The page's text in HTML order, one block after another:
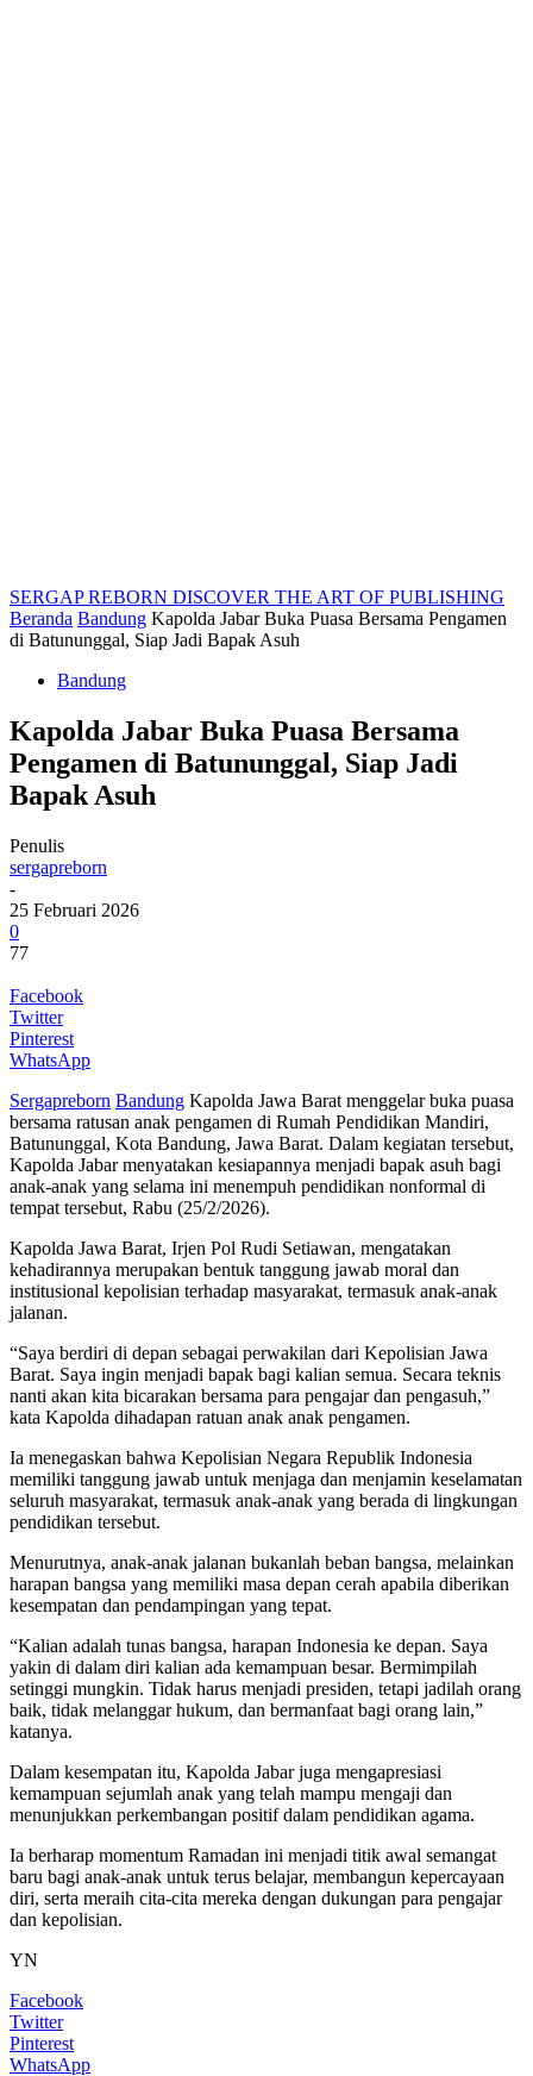
SERGAP REBORN DISCOVER THE ART OF PUBLISHING
Beranda Bandung Kapolda Jabar Buka Puasa Bersama Pengamen
di Batununggal, Siap Jadi Bapak Asuh
Bandung
Kapolda Jabar Buka Puasa Bersama
Pengamen di Batununggal, Siap Jadi
Bapak Asuh
Penulis
sergapreborn
-
25 Februari 2026
0
77
Facebook
Twitter
Pinterest
WhatsApp
Sergapreborn Bandung Kapolda Jawa Barat menggelar buka puasa
bersama ratusan anak pengamen di Rumah Pendidikan Mandiri,
Batununggal, Kota Bandung, Jawa Barat. Dalam kegiatan tersebut,
Kapolda Jabar menyatakan kesiapannya menjadi bapak asuh bagi
anak-anak yang selama ini menempuh pendidikan nonformal di
tempat tersebut, Rabu (25/2/2026).
Kapolda Jawa Barat, Irjen Pol Rudi Setiawan, mengatakan
kehadirannya merupakan bentuk tanggung jawab moral dan
institusional kepolisian terhadap masyarakat, termasuk anak-anak
jalanan.
“Saya berdiri di depan sebagai perwakilan dari Kepolisian Jawa
Barat. Saya ingin menjadi bapak bagi kalian semua. Secara teknis
nanti akan kita bicarakan bersama para pengajar dan pengasuh,”
kata Kapolda dihadapan ratuan anak anak pengamen.
Ia menegaskan bahwa Kepolisian Negara Republik Indonesia
memiliki tanggung jawab untuk menjaga dan menjamin keselamatan
seluruh masyarakat, termasuk anak-anak yang berada di lingkungan
pendidikan tersebut.
Menurutnya, anak-anak jalanan bukanlah beban bangsa, melainkan
harapan bangsa yang memiliki masa depan cerah apabila diberikan
kesempatan dan pendampingan yang tepat.
“Kalian adalah tunas bangsa, harapan Indonesia ke depan. Saya
yakin di dalam diri kalian ada kemampuan besar. Bermimpilah
setinggi mungkin. Tidak harus menjadi presiden, tetapi jadilah orang
baik, tidak melanggar hukum, dan bermanfaat bagi orang lain,”
katanya.
Dalam kesempatan itu, Kapolda Jabar juga mengapresiasi
kemampuan sejumlah anak yang telah mampu mengaji dan
menunjukkan perkembangan positif dalam pendidikan agama.
Ia berharap momentum Ramadan ini menjadi titik awal semangat
baru bagi anak-anak untuk terus belajar, membangun kepercayaan
diri, serta meraih cita-cita mereka dengan dukungan para pengajar
dan kepolisian.
YN
Facebook
Twitter
Pinterest
WhatsApp